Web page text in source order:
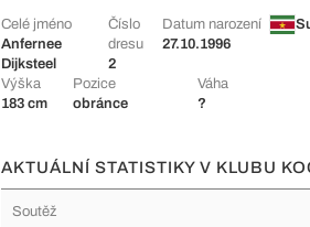
Celé jméno
Anfernee
Dijksteel
Číslo
dresu
2
Datum narození
27.10.1996
Výška
183 cm
Pozice
obránce
Váha
?
AKTUÁLNÍ STATISTIKY V KLUBU
Soutěž